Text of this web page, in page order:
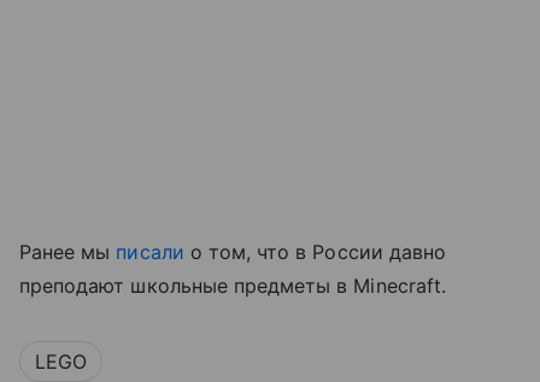
Ранее мы писали о том, что в России давно
преподают школьные предметы в Minecraft.
LEGO